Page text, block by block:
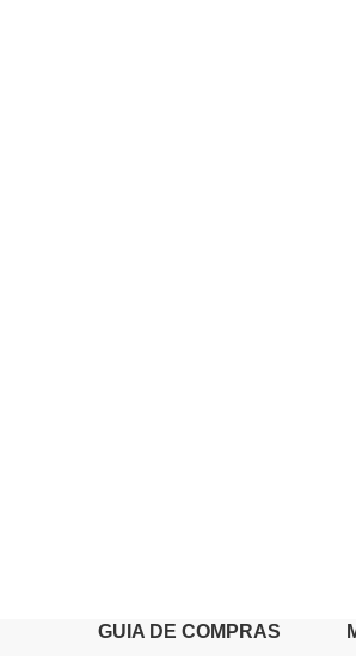
GUIA DE COMPRAS